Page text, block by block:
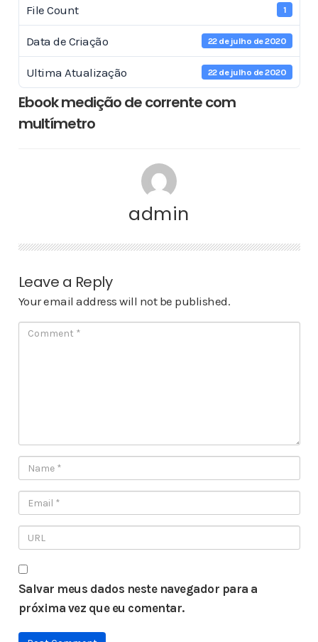
File Count 1
Data de Criação 22 de julho de 2020
Ultima Atualização 22 de julho de 2020
Ebook medição de corrente com
multímetro
admin
Leave a Reply
Your email address will not be published.
Salvar meus dados neste navegador para a
próxima vez que eu comentar.